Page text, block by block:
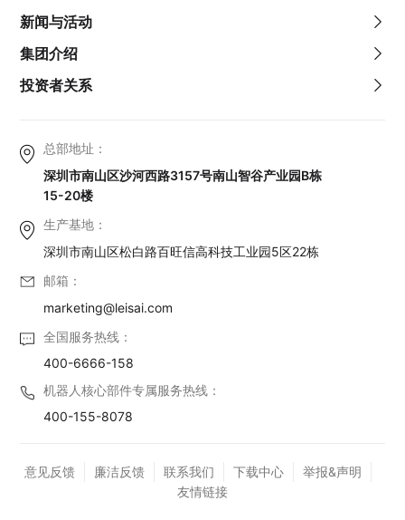
总部地址：
深圳市南山区沙河西路3157号南山智谷产业园B栋
15-20楼
生产基地：
深圳市南山区松白路百旺信高科技工业园5区22栋
邮箱：
marketing@leisai.com
全国服务热线：
400-6666-158
机器人核心部件专属服务热线：
400-155-8078
新闻与活动
集团介绍
投资者关系
意见反馈 廉洁反馈 联系我们 下载中心
举报&声明
友情链接